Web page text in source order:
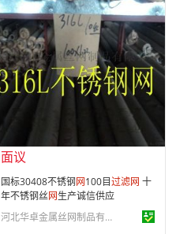
面议
会员注册：第 10 年
经营模式：生产制造
成立日期： 2014-11-24
供应产品：
199 条
面议
国标30408不锈钢网100目过滤网 十
年不锈钢丝网生产诚信供应
河北华卓金属丝网制品有限公司